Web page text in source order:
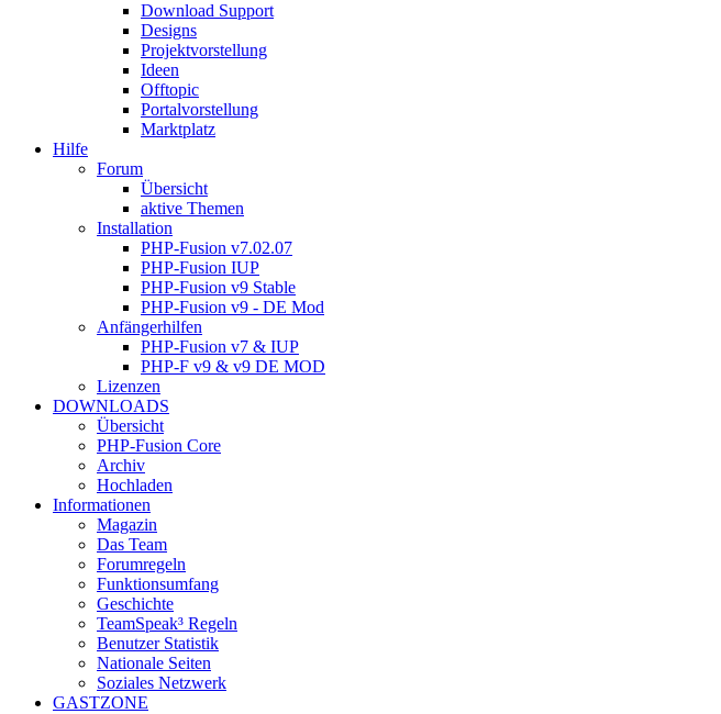
Download Support
Designs
Projektvorstellung
Ideen
Offtopic
Portalvorstellung
Marktplatz
Hilfe
Forum
Übersicht
aktive Themen
Installation
PHP-Fusion v7.02.07
PHP-Fusion IUP
PHP-Fusion v9 Stable
PHP-Fusion v9 - DE Mod
Anfängerhilfen
PHP-Fusion v7 & IUP
PHP-F v9 & v9 DE MOD
Lizenzen
DOWNLOADS
Übersicht
PHP-Fusion Core
Archiv
Hochladen
Informationen
Magazin
Das Team
Forumregeln
Funktionsumfang
Geschichte
TeamSpeak³ Regeln
Benutzer Statistik
Nationale Seiten
Soziales Netzwerk
GASTZONE